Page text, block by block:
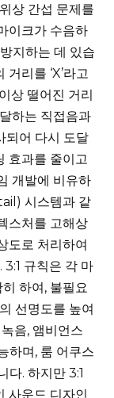
상 간섭 문제를
이크가 수음하
지하는 데 있습
리를 ‘X’라고
상 떨어진 거리
하는 직접음과
되어 다시 도달
효과를 줄이고
개발에 비유하
시스템과 같
스처를 고해상
도로 처리하여
규칙은 각 마
하여, 불필요
선명도를 높여
음, 앰비언스
하며, 룸 어쿠스
다. 하지만 3:1
사운드 디자인